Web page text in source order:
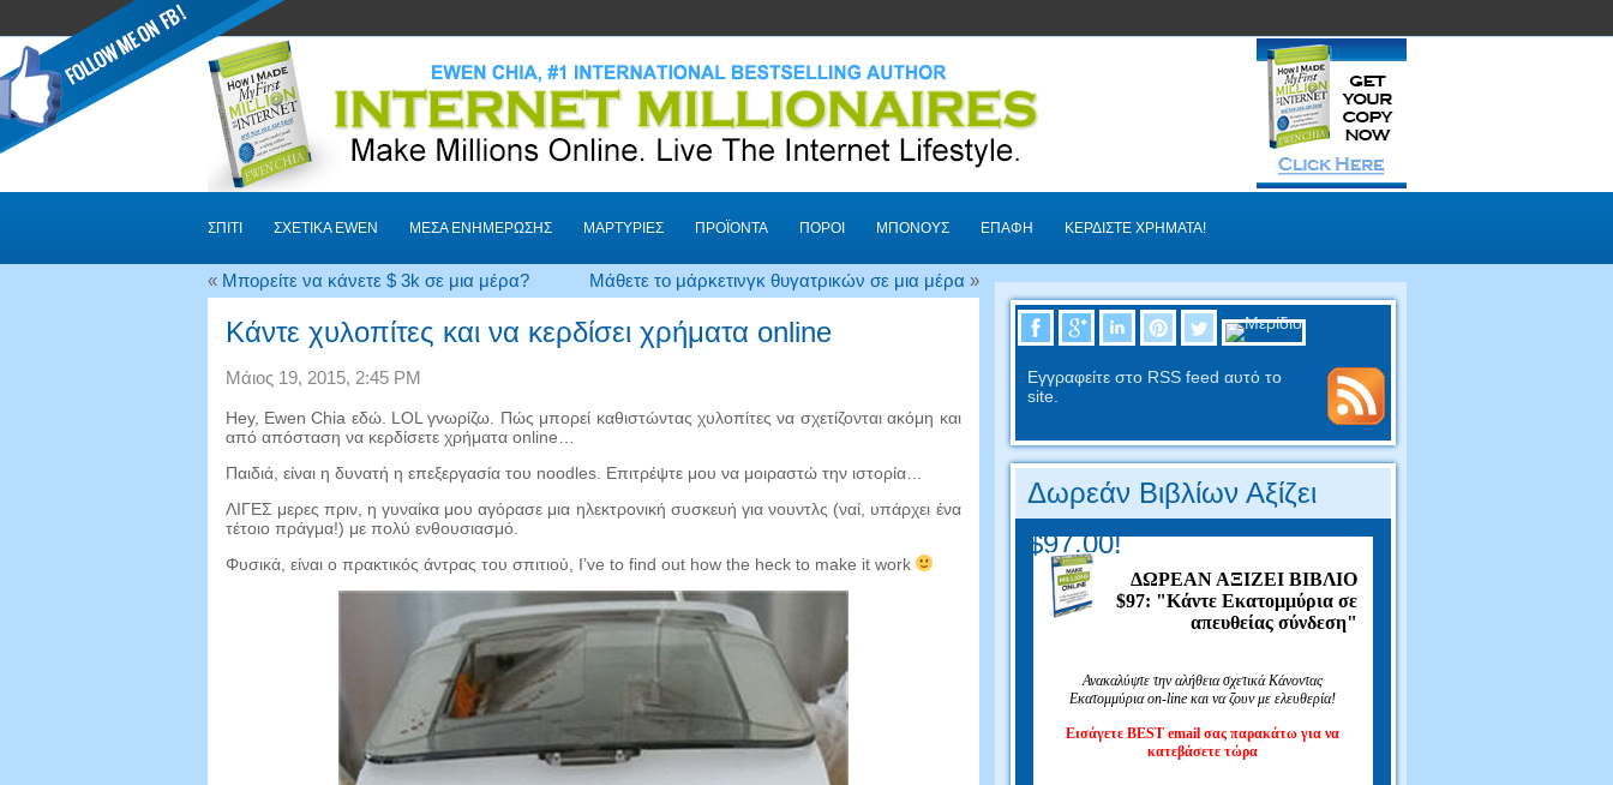
ΣΠΊΤΙ ΣΧΕΤΙΚΆ EWEN ΜΈΣΑ ΕΝΗΜΈΡΩΣΗΣ ΜΑΡΤΥΡΊΕΣ ΠΡΟΪΌΝΤΑ ΠΌΡΟΙ ΜΠΌΝΟΥΣ ΕΠΑΦΉ ΚΕΡΔΊΣΤΕ ΧΡΉΜΑΤΑ!
« Μπορείτε να κάνετε $ 3k σε μια μέρα? Μάθετε το μάρκετινγκ θυγατρικών σε μια μέρα »
Κάντε χυλοπίτες και να κερδίσει χρήματα online
Μάιος 19, 2015, 2:45 PM
Hey, Ewen Chia εδώ. LOL γνωρίζω. Πώς μπορεί καθιστώντας χυλοπίτες να σχετίζονται ακόμη και
από απόσταση να κερδίσετε χρήματα online…
Παιδιά, είναι η δυνατή η επεξεργασία του noodles. Επιτρέψτε μου να μοιραστώ την ιστορία…
ΛΙΓΕΣ μερες πριν, η γυναίκα μου αγόρασε μια ηλεκτρονική συσκευή για νουντλς (ναί, υπάρχει ένα
τέτοιο πράγμα!) με πολύ ενθουσιασμό.
Φυσικά, είναι ο πρακτικός άντρας του σπιτιού, I’ve to find out how the heck to make it work
Εγγραφείτε στο RSS feed αυτό το
site.
Δωρεάν Βιβλίων Αξίζει
$97.00!
ΔΩΡΕΑΝ ΑΞΙΖΕΙ ΒΙΒΛΙΟ
$97: "Κάντε Εκατομμύρια σε
απευθείας σύνδεση"
Ανακαλύψτε την αλήθεια σχετικά Κάνοντας
Εκατομμύρια on-line και να ζουν με ελευθερία!
Εισάγετε BEST email σας παρακάτω για να
κατεβάσετε τώρα